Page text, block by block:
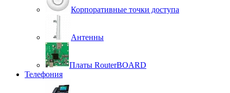
Корпоративные точки доступа
Антенны
Платы RouterBOARD
Телефония